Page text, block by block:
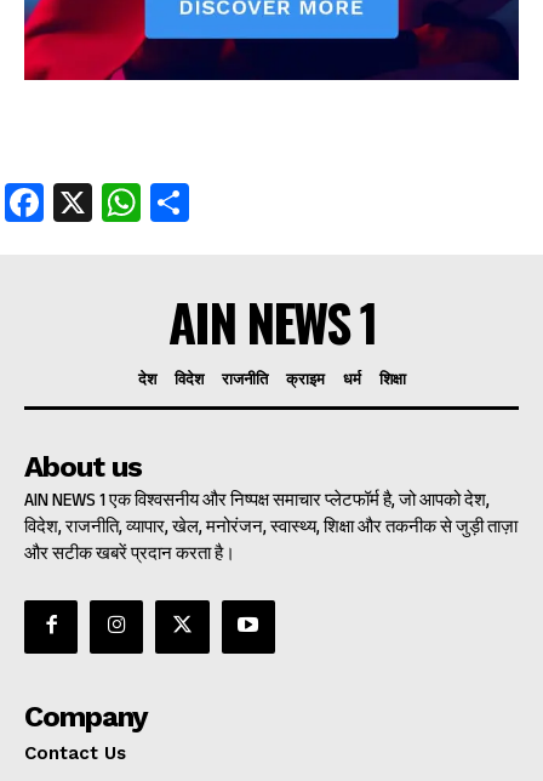
Facebook
X WhatsApp
AIN NEWS 1
देश विदेश राजनीति क्राइम धर्म शिक्षा
About us
AIN NEWS 1 एक विश्वसनीय और निष्पक्ष समाचार प्लेटफॉर्म है, जो आपको देश,
विदेश, राजनीति, व्यापार, खेल, मनोरंजन, स्वास्थ्य, शिक्षा और तकनीक से जुड़ी ताज़ा
और सटीक खबरें प्रदान करता है।
Company
Contact Us